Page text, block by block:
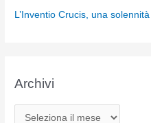
L’Inventio Crucis, una
Archivi